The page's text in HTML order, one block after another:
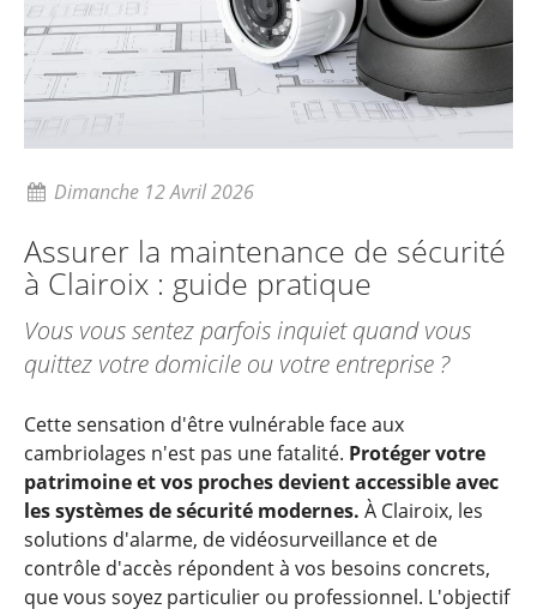
Dimanche 12 Avril 2026
Assurer la maintenance de sécurité
à Clairoix : guide pratique
Vous vous sentez parfois inquiet quand vous
quittez votre domicile ou votre entreprise ?
Cette sensation d'être vulnérable face aux
cambriolages n'est pas une fatalité. Protéger votre
patrimoine et vos proches devient accessible avec
les systèmes de sécurité modernes. À Clairoix, les
solutions d'alarme, de vidéosurveillance et de
contrôle d'accès répondent à vos besoins concrets,
que vous soyez particulier ou professionnel. L'objectif